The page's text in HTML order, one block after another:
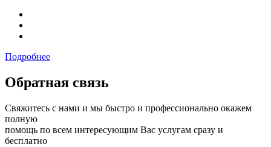
Подробнее
Обратная связь
Свяжитесь с нами и мы быстро и профессионально окажем
полную
помощь по всем интересующим Вас услугам сразу и
бесплатно